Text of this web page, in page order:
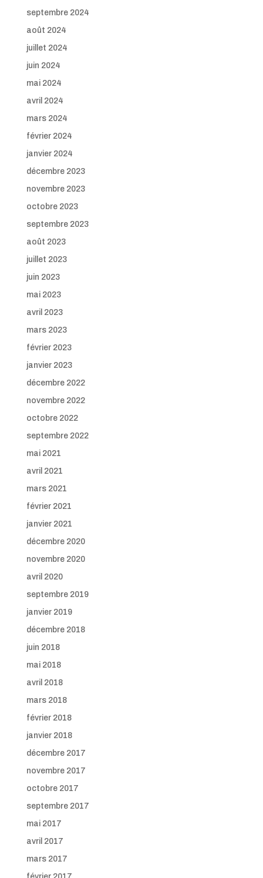
septembre 2024
août 2024
juillet 2024
juin 2024
mai 2024
avril 2024
mars 2024
février 2024
janvier 2024
décembre 2023
novembre 2023
octobre 2023
septembre 2023
août 2023
juillet 2023
juin 2023
mai 2023
avril 2023
mars 2023
février 2023
janvier 2023
décembre 2022
novembre 2022
octobre 2022
septembre 2022
mai 2021
avril 2021
mars 2021
février 2021
janvier 2021
décembre 2020
novembre 2020
avril 2020
septembre 2019
janvier 2019
décembre 2018
juin 2018
mai 2018
avril 2018
mars 2018
février 2018
janvier 2018
décembre 2017
novembre 2017
octobre 2017
septembre 2017
mai 2017
avril 2017
mars 2017